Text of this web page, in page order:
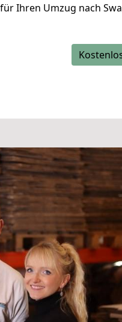
Ihren Umzug nach